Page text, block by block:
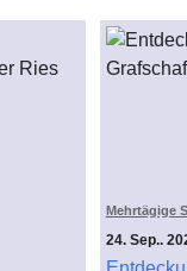
Mehrtägige
24. Sep..